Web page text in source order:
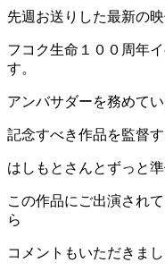
先週お送りした最新の映
フコク生命１００周年
す。
アンバサダーを務めてい
記念すべき作品を監督す
はしもとさんとずっと
この作品にご出演され
ら
コメントもいただきまし